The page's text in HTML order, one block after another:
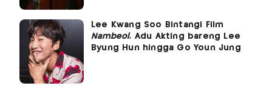
Lee Kwang Soo Bintangi Film
Nambeol, Adu Akting bareng Lee
Byung Hun hingga Go Youn Jung